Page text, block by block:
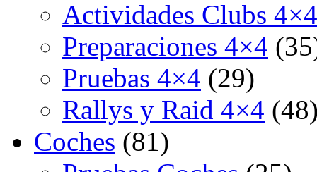
Actividades Clubs 4×4
Preparaciones 4×4
Pruebas 4×4 (29)
Rallys y Raid 4×4
Coches (81)